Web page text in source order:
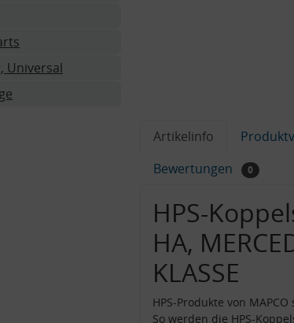
Universal
Artikelinfo
Bewertungen
0
HPS-
HA,
KLASSE
HPS-Produkte von
So werden die HPS-